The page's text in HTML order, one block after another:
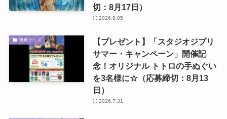
切：8月17日）
2026.8.05
映画グッズ
【プレゼント】「スタジオジブリ
サマー・キャンペーン」開催記
念！オリジナル トトロの手ぬぐい
を3名様に☆（応募締切：8月13
日）
2026.7.31